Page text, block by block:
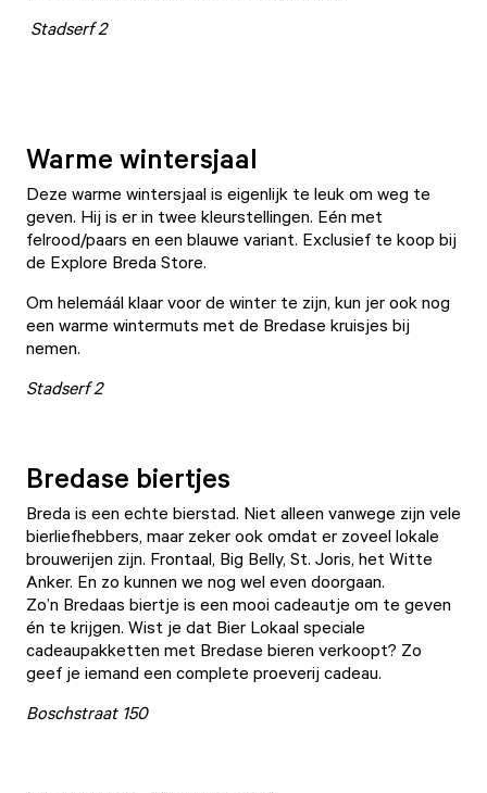
Stadserf 2
Warme wintersjaal
Deze warme wintersjaal is eigenlijk te leuk om weg te
geven. Hij is er in twee kleurstellingen. Eén met
felrood/paars en een blauwe variant. Exclusief te koop bij
de Explore Breda Store.
Om helemáál klaar voor de winter te zijn, kun jer ook nog
een warme wintermuts met de Bredase kruisjes bij
nemen.
Stadserf 2
Bredase biertjes
Breda is een echte bierstad. Niet alleen vanwege zijn vele
bierliefhebbers, maar zeker ook omdat er zoveel lokale
brouwerijen zijn. Frontaal, Big Belly, St. Joris, het Witte
Anker. En zo kunnen we nog wel even doorgaan.
Zo’n Bredaas biertje is een mooi cadeautje om te geven
én te krijgen. Wist je dat Bier Lokaal speciale
cadeaupakketten met Bredase bieren verkoopt? Zo
geef je iemand een complete proeverij cadeau.
Boschstraat 150